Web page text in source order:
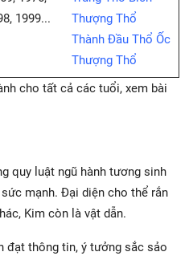
1999...
Thượng Thổ
Thành Đầu Thổ Ốc
Thượng Thổ
cho tất cả các tuổi, xem bài
quy luật ngũ hành tương sinh
mạnh. Đại diện cho thể rắn
Kim còn là vật dẫn.
đạt thông tin, ý tưởng sắc sảo